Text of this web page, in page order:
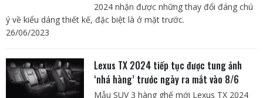
2024 nhận được những thay đổi đáng chú
ý về kiểu dáng thiết kế, đặc biệt là ở mặt trước.
26/06/2023
Lexus TX 2024 tiếp tục được tung ảnh
‘nhá hàng’ trước ngày ra mắt vào 8/6
Mẫu SUV 3 hàng ghế mới Lexus TX 2024